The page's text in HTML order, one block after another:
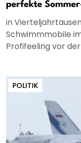
perfekte
in
Schwimmmobile
Profifeeling vor
POLITIK